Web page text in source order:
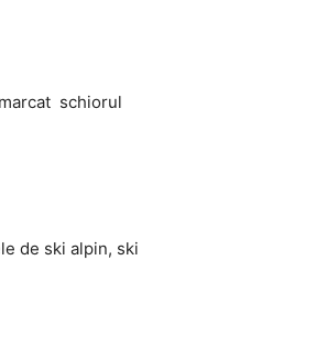
schiorul
de ski alpin, ski